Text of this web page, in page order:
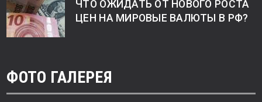
ЧТО ОЖИДАТЬ ОТ НОВОГО РОСТА
ЦЕН НА МИРОВЫЕ ВАЛЮТЫ В РФ?
ФОТО ГАЛЕРЕЯ